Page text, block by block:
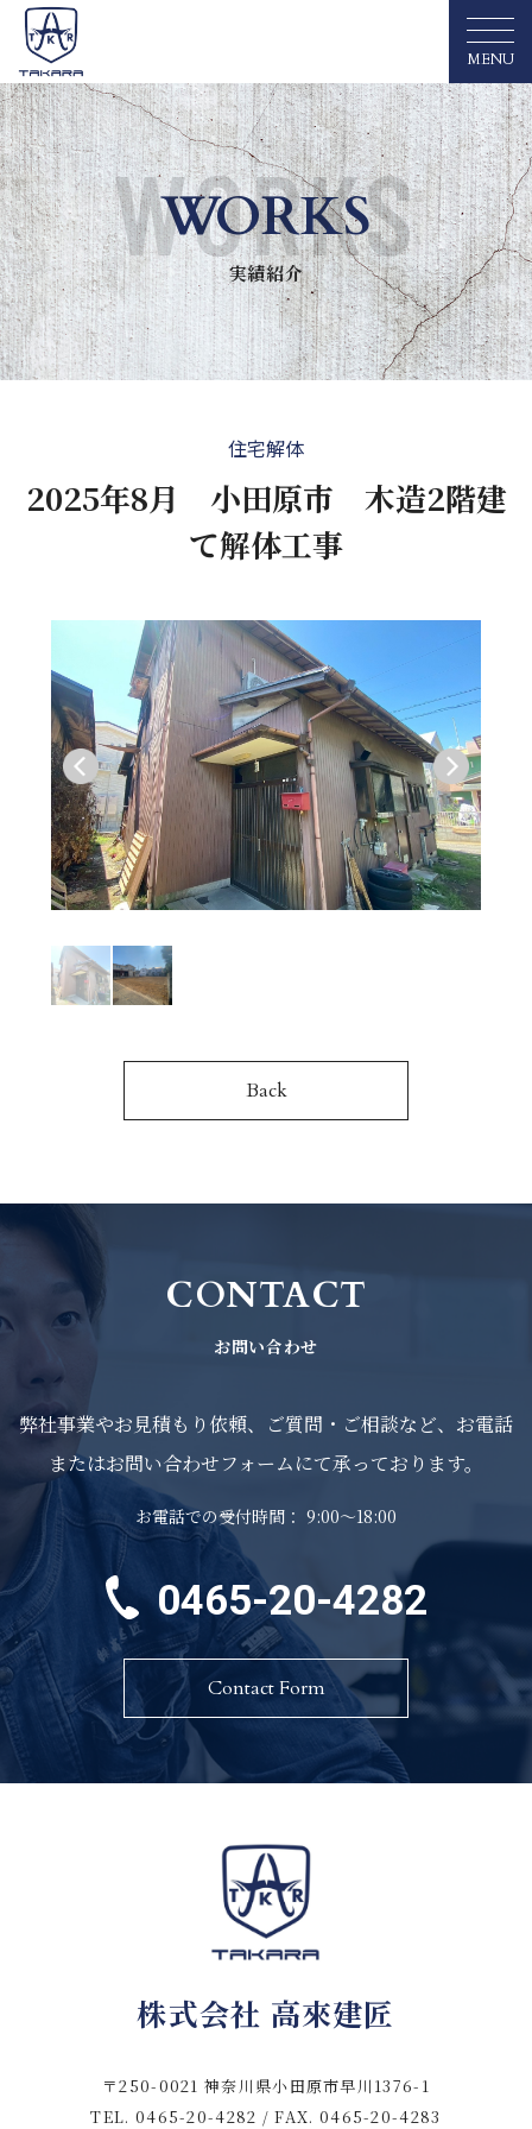
MENU
WORKS
実績紹介
住宅解体
2025年8月 小田原市 木造2階建
て解体工事
Back
CONTACT
お問い合わせ
弊社事業やお見積もり依頼、ご質問・ご相談など、お電話
またはお問い合わせフォームにて承っております。
お電話での受付時間： 9:00～18:00
0465-20-4282
Contact Form
株式会社 高來建匠
〒250-0021 神奈川県小田原市早川1376-1
TEL. 0465-20-4282 / FAX. 0465-20-4283